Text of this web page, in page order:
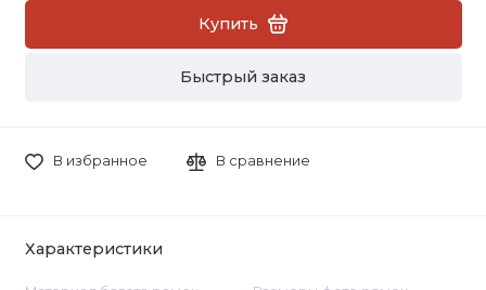
Купить
Быстрый заказ
В избранное В сравнение
Характеристики